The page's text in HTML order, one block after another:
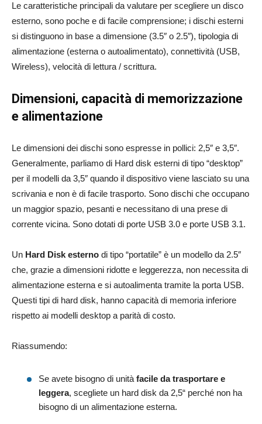
Le caratteristiche principali da valutare per scegliere un disco
esterno, sono poche e di facile comprensione; i dischi esterni
si distinguono in base a dimensione (3.5″ o 2.5″), tipologia di
alimentazione (esterna o autoalimentato), connettività (USB,
Wireless), velocità di lettura / scrittura.
Dimensioni, capacità di memorizzazione
e alimentazione
Le dimensioni dei dischi sono espresse in pollici: 2,5″ e 3,5″.
Generalmente, parliamo di Hard disk esterni di tipo “desktop”
per il modelli da 3,5″ quando il dispositivo viene lasciato su una
scrivania e non è di facile trasporto. Sono dischi che occupano
un maggior spazio, pesanti e necessitano di una prese di
corrente vicina. Sono dotati di porte USB 3.0 e porte USB 3.1.
Un Hard Disk esterno di tipo “portatile” è un modello da 2.5″
che, grazie a dimensioni ridotte e leggerezza, non necessita di
alimentazione esterna e si autoalimenta tramite la porta USB.
Questi tipi di hard disk, hanno capacità di memoria inferiore
rispetto ai modelli desktop a parità di costo.
Riassumendo:
Se avete bisogno di unitàfacile da trasportare e
leggera, scegliete un hard disk da 2,5“ perché non ha
bisogno di un alimentazione esterna.